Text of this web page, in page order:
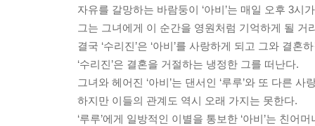
자유를 갈망하는 바람둥이 ‘아비’는 매일 오후 3시
그는 그녀에게 이 순간을 영원처럼 기억하게 될 거
결국 ‘수리진’은 ‘아비’를 사랑하게 되고 그와 결
‘수리진’은 결혼을 거절하는 냉정한 그를 떠난다.
그녀와 헤어진 ‘아비’는 댄서인 ‘루루’와 또 다른 사
하지만 이들의 관계도 역시 오래 가지는 못한다.
‘루루’에게 일방적인 이별을 통보한 ‘아비’는 친어